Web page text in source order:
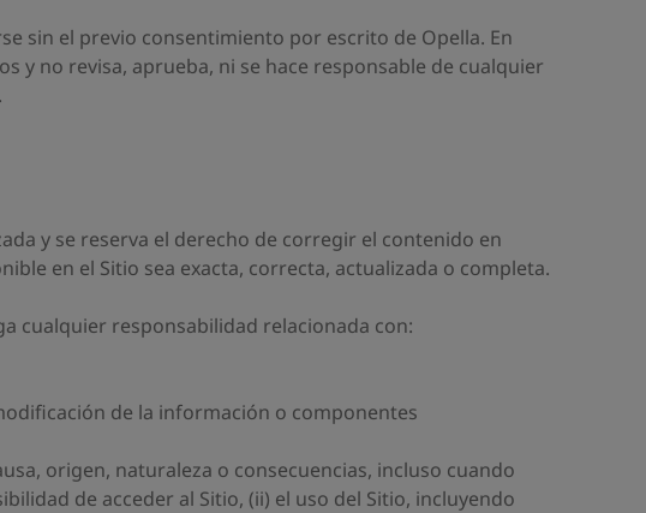
sin el previo consentimiento por escrito de Opella. En
y no revisa, aprueba, ni se hace responsable de cualquier
y se reserva el derecho de corregir el contenido en
en el Sitio sea exacta, correcta, actualizada o completa.
cualquier responsabilidad relacionada con:
de la información o componentes
origen, naturaleza o consecuencias, incluso cuando
de acceder al Sitio, (ii) el uso del Sitio, incluyendo